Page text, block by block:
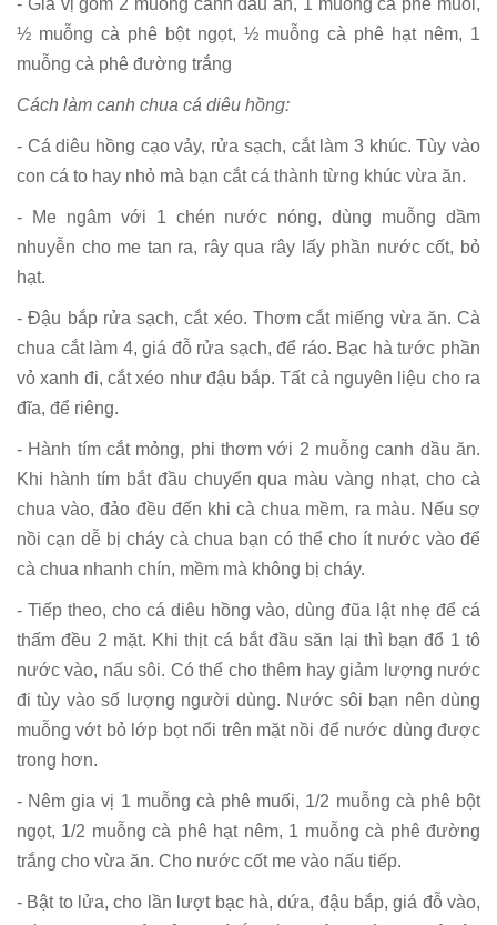
½ muỗng cà phê bột ngọt, ½ muỗng cà phê hạt nêm, 1
muỗng cà phê đường trắng
Cách làm canh chua cá diêu hồng:
- Cá diêu hồng cạo vảy, rửa sạch, cắt làm 3 khúc. Tùy vào
con cá to hay nhỏ mà bạn cắt cá thành từng khúc vừa ăn.
- Me ngâm với 1 chén nước nóng, dùng muỗng dầm
nhuyễn cho me tan ra, rây qua rây lấy phần nước cốt, bỏ
hạt.
- Đậu bắp rửa sạch, cắt xéo. Thơm cắt miếng vừa ăn. Cà
chua cắt làm 4, giá đỗ rửa sạch, để ráo. Bạc hà tước phần
vỏ xanh đi, cắt xéo như đậu bắp. Tất cả nguyên liệu cho ra
đĩa, để riêng.
- Hành tím cắt mỏng, phi thơm với 2 muỗng canh dầu ăn.
Khi hành tím bắt đầu chuyển qua màu vàng nhạt, cho cà
chua vào, đảo đều đến khi cà chua mềm, ra màu. Nếu sợ
nồi cạn dễ bị cháy cà chua bạn có thể cho ít nước vào để
cà chua nhanh chín, mềm mà không bị cháy.
- Tiếp theo, cho cá diêu hồng vào, dùng đũa lật nhẹ để cá
thấm đều 2 mặt. Khi thịt cá bắt đầu săn lại thì bạn đổ 1 tô
nước vào, nấu sôi. Có thể cho thêm hay giảm lượng nước
đi tùy vào số lượng người dùng. Nước sôi bạn nên dùng
muỗng vớt bỏ lớp bọt nổi trên mặt nồi để nước dùng được
trong hơn.
- Nêm gia vị 1 muỗng cà phê muối, 1/2 muỗng cà phê bột
ngọt, 1/2 muỗng cà phê hạt nêm, 1 muỗng cà phê đường
trắng cho vừa ăn. Cho nước cốt me vào nấu tiếp.
- Bật to lửa, cho lần lượt bạc hà, dứa, đậu bắp, giá đỗ vào,